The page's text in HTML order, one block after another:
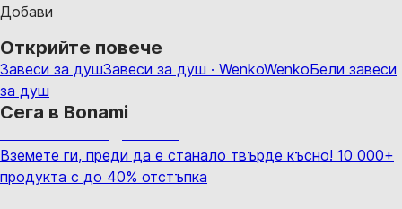
Добави
Открийте повече
Завеси за душЗавеси за душ · WenkoWenkoБели завеси
за душ
Сега в Bonami
Вземете ги, преди да е станало твърде късно! 10 000+
продукта с до 40% отстъпка